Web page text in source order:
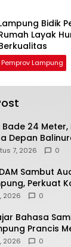
Bidik
Layak
Pemprov Lampung
Bade 24
Depan
Budaya
7, 2026 0
Sambut
Perkuat
2026 0
Bahasa
Prancis
2026 0